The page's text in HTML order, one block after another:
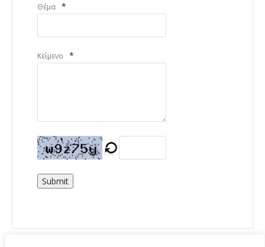
Θέμα *
Κείμενο *
Submit